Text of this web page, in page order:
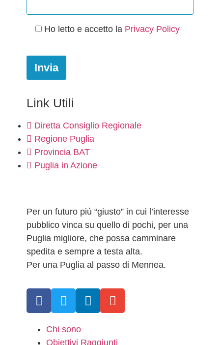
Ho letto e accetto la Privacy Policy
Link Utili
Diretta Consiglio Regionale
Regione Puglia
Provincia BAT
Puglia in Azione
Per un futuro più “giusto” in cui l’interesse
pubblico vinca su quello di pochi, per una
Puglia migliore, che possa camminare
spedita e sempre a testa alta.
Per una Puglia al passo di Mennea.
Chi sono
Obiettivi Raggiunti